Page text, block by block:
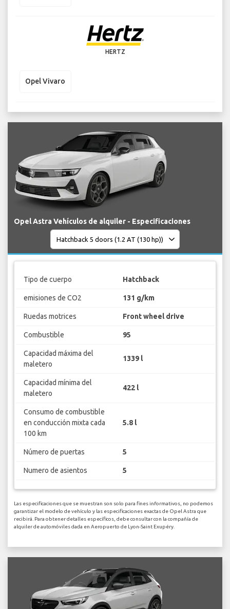
HERTZ
Opel Vivaro
Opel Astra Vehículos de alquiler - Especificaciones
Tipo de cuerpo Hatchback
emisiones de CO2 131 g/km
Ruedas motrices Front wheel drive
Combustible 95
Capacidad máxima del
maletero
1339 l
Capacidad mínima del
maletero
422 l
Consumo de combustible
en conducción mixta cada
100 km
5.8 l
Número de puertas 5
Numero de asientos 5
Las especificaciones que se muestran son solo para fines informativos, no podemos
garantizar el modelo de vehículo y las especificaciones exactas de Opel Astra que
recibirá. Para obtener detalles específicos, debe consultar con la compañía de
alquiler de automóviles dada en Aeropuerto de Lyon-Saint Exupéry.